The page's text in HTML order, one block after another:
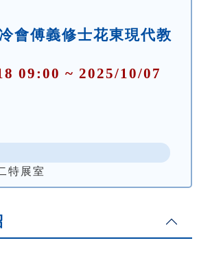
會傅義修士花東現代教
09:00 ~ 2025/10/07
特展室